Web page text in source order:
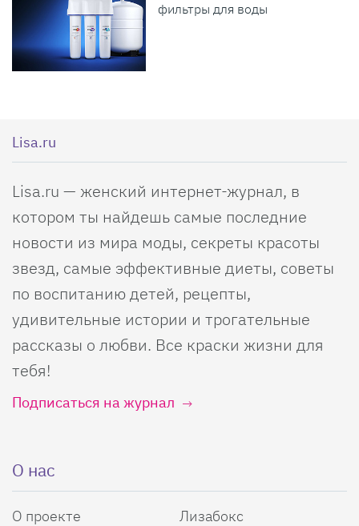
фильтры для воды
Lisa.ru
Lisa.ru — женский интернет-журнал, в
котором ты найдешь самые последние
новости из мира моды, секреты красоты
звезд, самые эффективные диеты, советы
по воспитанию детей, рецепты,
удивительные истории и трогательные
рассказы о любви. Все краски жизни для
тебя!
Подписаться на журнал
О нас
О проекте
Лизабокс